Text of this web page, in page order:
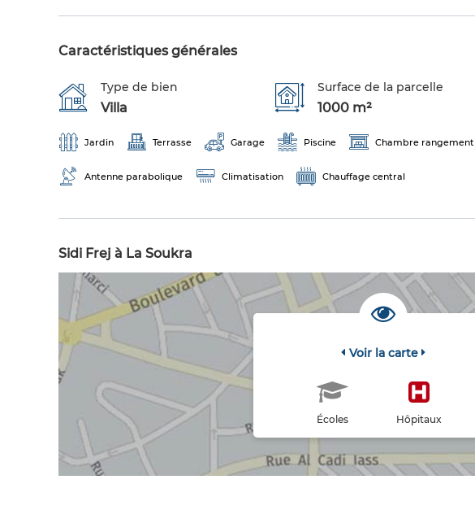
Caractéristiques générales
Type de bien
Villa
Surface de la parcelle
1000 m²
Jardin Terrasse Garage Piscine Chambre rangement
Antenne parabolique Climatisation Chauffage central
Sidi Frej à La Soukra
Voir la carte
Écoles Hôpitaux